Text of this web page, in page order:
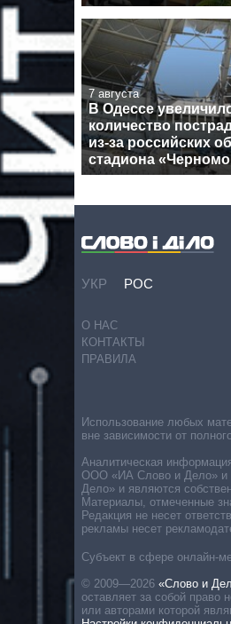
7 августа
В Одессе
количество
из-за российских
стадиона
УКР РОС
О НАС
КОНТАКТЫ
ПРАВИЛА
Субъект в сфере онлайн-
© 2009—2026 «Слово и
оставляет за собой право
или авторами которой
Использование любых
вне зависимости от
Аналитическая
ООО «ИА Слово и Дело» и
Дело» и являются
Материалы, отмеченные
Редакция не несет
рекламы несет